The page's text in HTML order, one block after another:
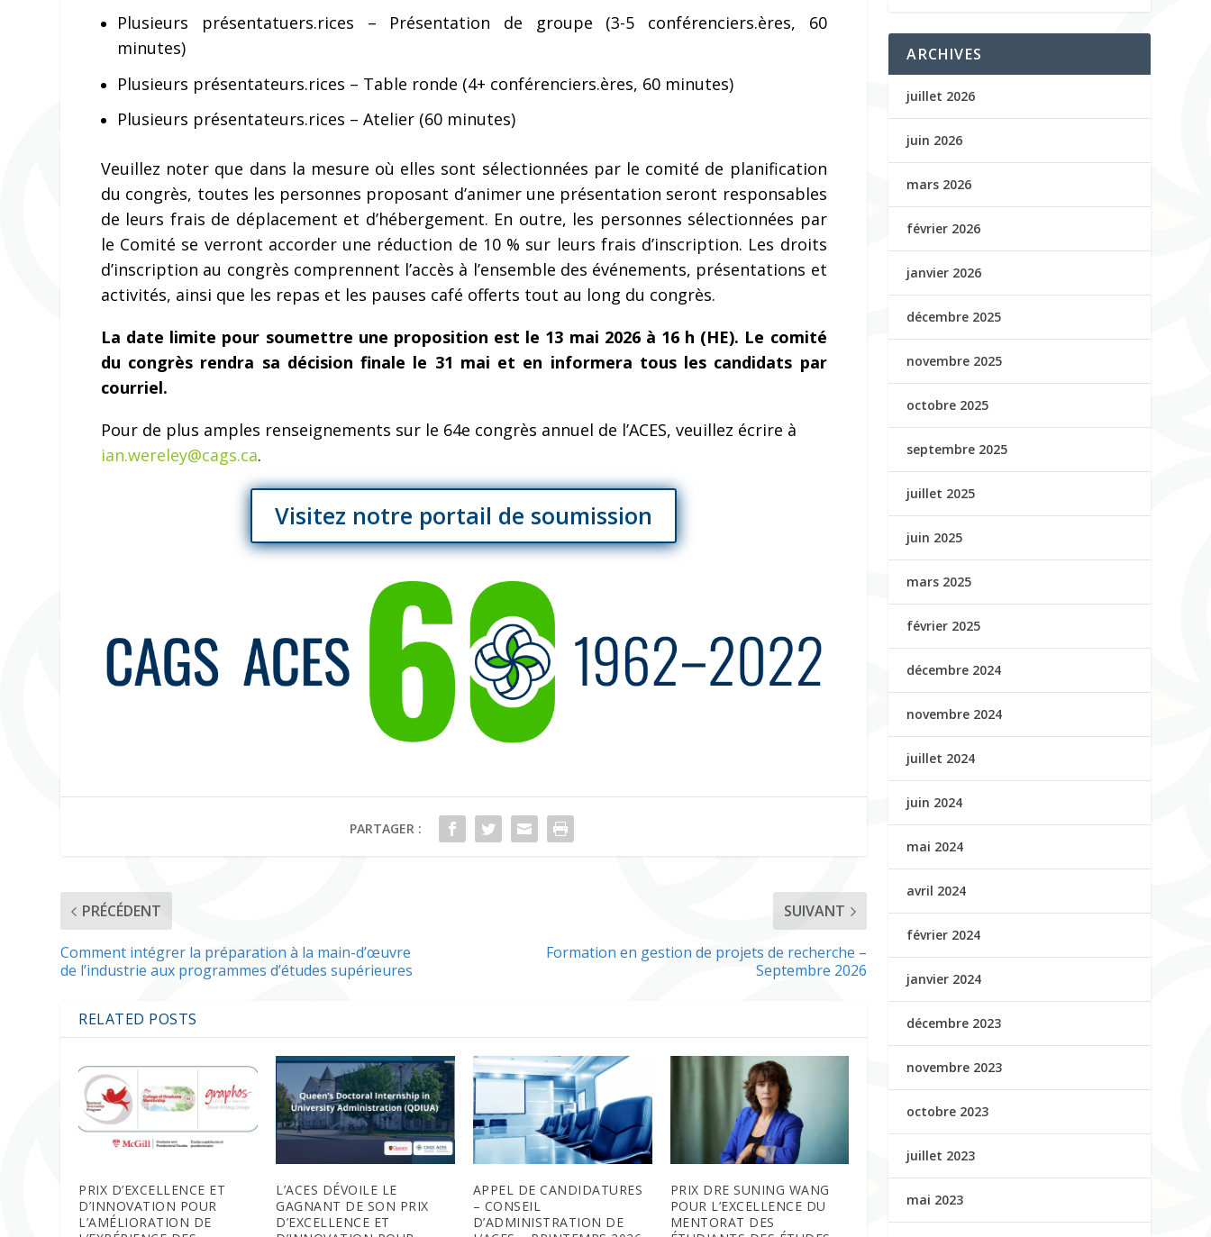
Plusieurs présentatuers.rices – Présentation de groupe (3-5 conférenciers.ères, 60
minutes)
Plusieurs présentateurs.rices – Table ronde (4+ conférenciers.ères, 60 minutes)
Plusieurs présentateurs.rices – Atelier (60 minutes)
Veuillez noter que dans la mesure où elles sont sélectionnées par le comité de planification
du congrès, toutes les personnes proposant d’animer une présentation seront responsables
de leurs frais de déplacement et d’hébergement. En outre, les personnes sélectionnées par
le Comité se verront accorder une réduction de 10 % sur leurs frais d’inscription. Les droits
d’inscription au congrès comprennent l’accès à l’ensemble des événements, présentations et
activités, ainsi que les repas et les pauses café offerts tout au long du congrès.
La date limite pour soumettre une proposition est le 13 mai 2026 à 16 h (HE). Le comité
du congrès rendra sa décision finale le 31 mai et en informera tous les candidats par
courriel.
Pour de plus amples renseignements sur le 64e congrès annuel de l’ACES, veuillez écrire à
ian.wereley@cags.ca.
Visitez notre portail de soumission
PARTAGER :
PRÉCÉDENT
Comment intégrer la préparation à la main-d’œuvre
de l’industrie aux programmes d’études supérieures
SUIVANT
Formation en gestion de projets de recherche –
Septembre 2026
RELATED POSTS
PRIX D’EXCELLENCE ET
D’INNOVATION POUR
L’AMÉLIORATION DE
L’ACES DÉVOILE LE
GAGNANT DE SON PRIX
D’EXCELLENCE ET
APPEL DE CANDIDATURES
– CONSEIL
D’ADMINISTRATION DE
PRIX DRE SUNING WANG
POUR L’EXCELLENCE DU
MENTORAT DES
ARCHIVES
juillet 2026
juin 2026
mars 2026
février 2026
janvier 2026
décembre 2025
novembre 2025
octobre 2025
septembre 2025
juillet 2025
juin 2025
mars 2025
février 2025
décembre 2024
novembre 2024
juillet 2024
juin 2024
mai 2024
avril 2024
février 2024
janvier 2024
décembre 2023
novembre 2023
octobre 2023
juillet 2023
mai 2023